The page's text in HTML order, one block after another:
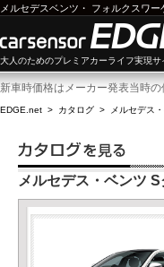
メルセデスベンツ ・ フォルクスワー
大人のためのプレミアカーライフ実現
新車時価格はメーカー発表当時の
EDGE.net > カタログ > メルセデス
メルセデス・ベンツ